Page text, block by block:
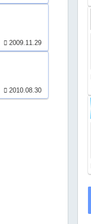
2009.11.29
2010.08.30